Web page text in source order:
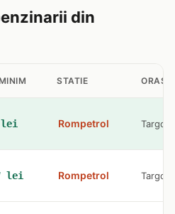
din
STATIE ORAS
lei Rompetrol
lei Rompetrol